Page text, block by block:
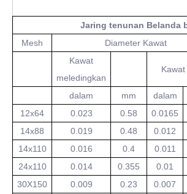
Jaring tenunan Belanda
Mesh
Diameter Kawat
Kawat
meledingkan
dalam mm dalam
12x64
0.023 0.58 0.0165
14x88
0.019 0.48 0.012
14x110
0.016 0.4 0.011
24x110
0.014 0.355 0.01
30X150
0.009 0.23 0.007